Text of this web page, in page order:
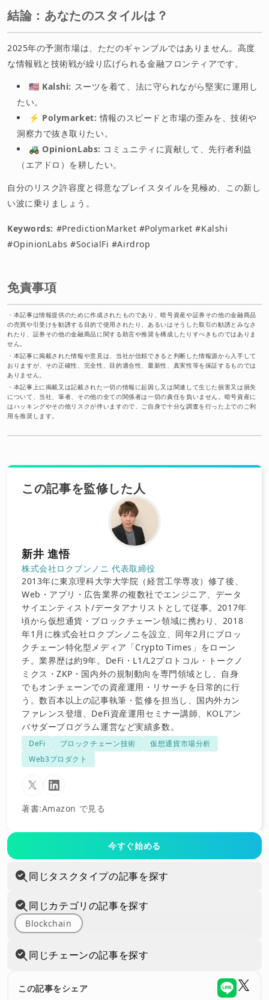
結論：あなたのスタイルは？
2025年の予測市場は、ただのギャンブルではありません。高度
な情報戦と技術戦が繰り広げられる金融フロンティアです。
🇺🇸 Kalshi: スーツを着て、法に守られながら堅実に運用し
たい。
⚡ Polymarket: 情報のスピードと市場の歪みを、技術や
洞察力で抜き取りたい。
🚜OpinionLabs: コミュニティに貢献して、先行者利益
（エアドロ）を耕したい。
自分のリスク許容度と得意なプレイスタイルを見極め、この新し
い波に乗りましょう。
Keywords: #PredictionMarket #Polymarket #Kalshi
#OpinionLabs #SocialFi #Airdrop
免責事項
・ 本記事は情報提供のために作成されたものであり、暗号資産や証券その他の金融商品
の売買や引受けを勧誘する目的で使用されたり、あるいはそうした取引の勧誘とみなさ
れたり、証券その他の金融商品に関する助言や推奨を構成したりすべきものではありま
せん。
・ 本記事に掲載された情報や意見は、当社が信頼できると判断した情報源から入手して
おりますが、その正確性、完全性、目的適合性、最新性、真実性等を保証するものでは
ありません。
・ 本記事上に掲載又は記載された一切の情報に起因し又は関連して生じた損害又は損失
について、当社、筆者、その他の全ての関係者は一切の責任を負いません。暗号資産に
はハッキングやその他リスクが伴いますので、ご自身で十分な調査を行った上でのご利
用を推奨します。
この記事を監修した人
新井 進悟
株式会社ロクブンノニ 代表取締役
2013年に東京理科大学大学院（経営工学専攻）修了後、
Web・アプリ・広告業界の複数社でエンジニア、データ
サイエンティスト/データアナリストとして従事。2017年
頃から仮想通貨・ブロックチェーン領域に携わり、2018
年1月に株式会社ロクブンノニを設立、同年2月にブロッ
クチェーン特化型メディア「Crypto Times」をローン
チ。業界歴は約9年。DeFi・L1/L2プロトコル・トークノ
ミクス・ZKP・国内外の規制動向を専門領域とし、自身
でもオンチェーンでの資産運用・リサーチを日常的に行
う。数百本以上の記事執筆・監修を担当し、国内外カン
ファレンス登壇、DeFi資産運用セミナー講師、KOLアン
バサダープログラム運営など実績多数。
DeFi ブロックチェーン技術
仮想通貨市場分析
Web3プロダクト
著書:Amazon で見る
今すぐ始める
同じタスクタイプの記事を探す
同じカテゴリの記事を探す
Blockchain
同じチェーンの記事を探す
この記事をシェア